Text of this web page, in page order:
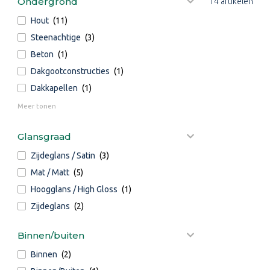
Hout (11)
Steenachtige (3)
Beton (1)
Dakgootconstructies (1)
Dakkapellen (1)
Meer tonen
Glansgraad
Zijdeglans / Satin (3)
Mat / Matt (5)
Hoogglans / High Gloss (1)
Zijdeglans (2)
Binnen/buiten
Binnen (2)